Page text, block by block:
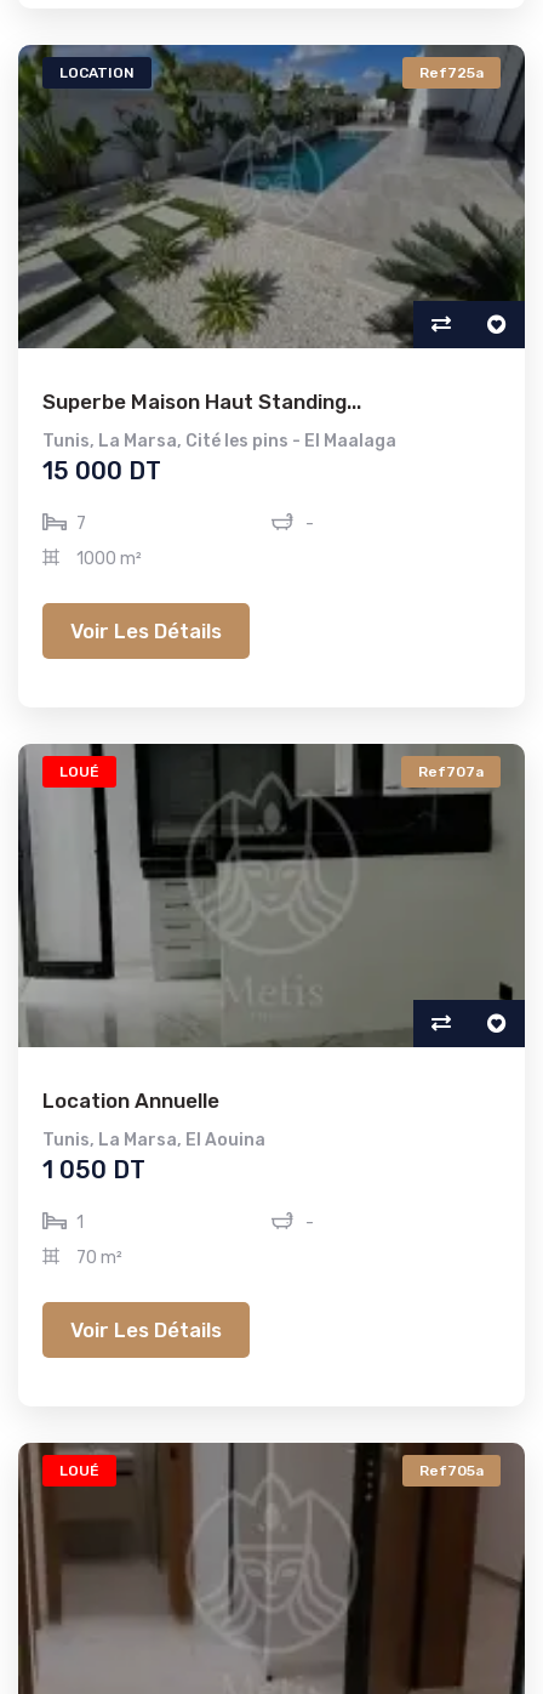
LOCATION Ref725a
Superbe Maison Haut Standing...
Tunis, La Marsa, Cité les pins - El Maalaga
15 000 DT
7
-
1000 m²
Voir Les Détails
LOUÉ Ref707a
Location Annuelle
Tunis, La Marsa, El Aouina
1 050 DT
1
-
70 m²
Voir Les Détails
LOUÉ Ref705a